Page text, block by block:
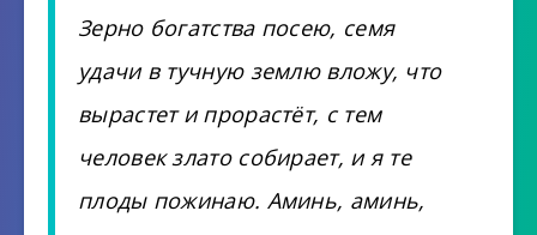
Зерно богатства посею, семя
удачи в тучную землю вложу, что
вырастет и прорастёт, с тем
человек злато собирает, и я те
плоды пожинаю. Аминь, аминь,